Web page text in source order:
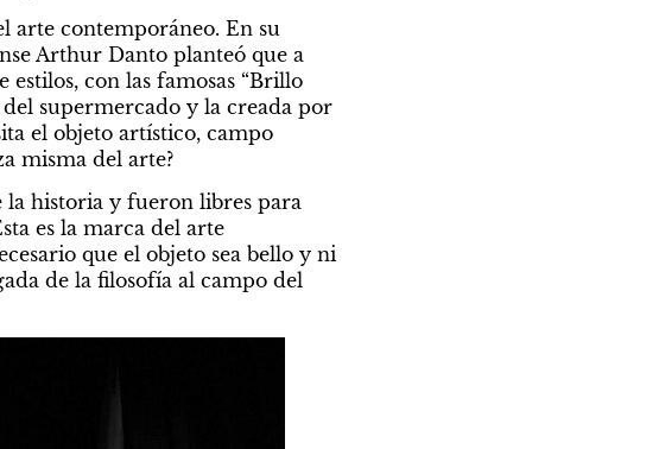
arte contemporáneo. En su
Arthur Danto planteó que a
con las famosas “Brillo
supermercado y la creada por
el objeto artístico, campo
misma del arte?
la historia y fueron libres para
es la marca del arte
que el objeto sea bello y ni
de la filosofía al campo del